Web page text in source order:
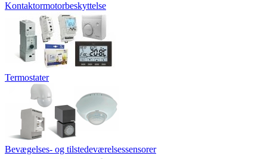
Kontaktormotorbeskyttelse
Termostater
Bevægelses- og tilstedeværelsessensorer